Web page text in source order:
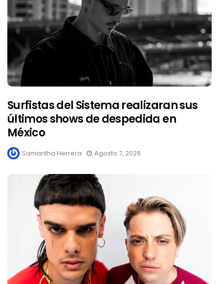
Surfistas del Sistema realizaran sus
últimos shows de despedida en
México
Samantha Herrera Agosto 7, 2026